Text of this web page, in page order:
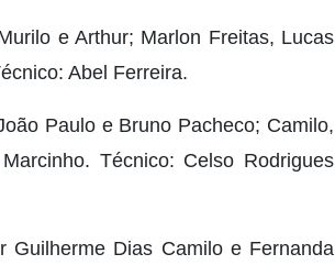
e Arthur; Marlon Freitas, Lucas
Abel Ferreira.
Paulo e Bruno Pacheco; Camilo,
Técnico: Celso Rodrigues
Guilherme Dias Camilo e Fernanda